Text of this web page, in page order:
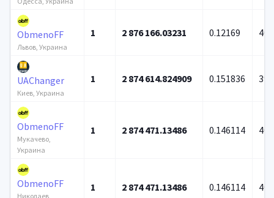
ObmenoFF
Львов, Украина
1 2 876 166.03231 0.12169 40
UAChanger
Киев, Украина
1 2 874 614.824909 0.151836 39
ObmenoFF
Мукачево,
Украина
1 2 874 471.13486 0.146114 40
ObmenoFF
Николаев,
1 2 874 471.13486 0.146114 40